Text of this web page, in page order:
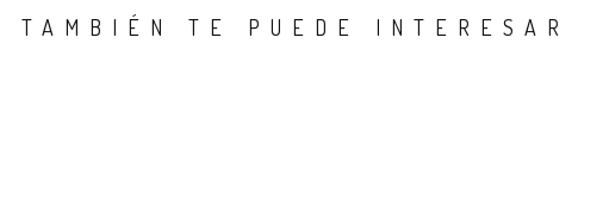
TAMBIÉN TE PUEDE INTERESAR